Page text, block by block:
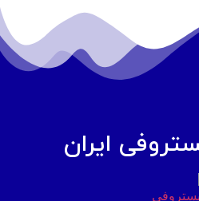
ایران